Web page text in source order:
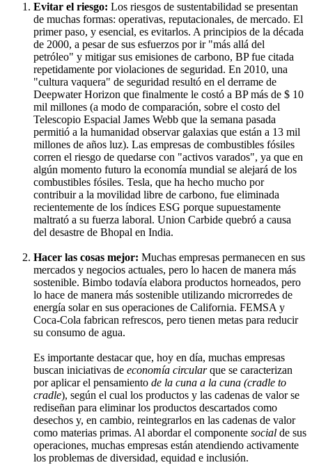
Evitar el riesgo: Los riesgos de sustentabilidad se presentan
de muchas formas: operativas, reputacionales, de mercado. El
primer paso, y esencial, es evitarlos. A principios de la década
de 2000, a pesar de sus esfuerzos por ir "más allá del
petróleo" y mitigar sus emisiones de carbono, BP fue citada
repetidamente por violaciones de seguridad. En 2010, una
"cultura vaquera" de seguridad resultó en el derrame de
Deepwater Horizon que finalmente le costó a BP más de $ 10
mil millones (a modo de comparación, sobre el costo del
Telescopio Espacial James Webb que la semana pasada
permitió a la humanidad observar galaxias que están a 13 mil
millones de años luz). Las empresas de combustibles fósiles
corren el riesgo de quedarse con "activos varados", ya que en
algún momento futuro la economía mundial se alejará de los
combustibles fósiles. Tesla, que ha hecho mucho por
contribuir a la movilidad libre de carbono, fue eliminada
recientemente de los índices ESG porque supuestamente
maltrató a su fuerza laboral. Union Carbide quebró a causa
del desastre de Bhopal en India.
Hacer las cosas mejor: Muchas empresas permanecen en sus
mercados y negocios actuales, pero lo hacen de manera más
sostenible. Bimbo todavía elabora productos horneados, pero
lo hace de manera más sostenible utilizando microrredes de
energía solar en sus operaciones de California. FEMSA y
Coca-Cola fabrican refrescos, pero tienen metas para reducir
su consumo de agua.
Es importante destacar que, hoy en día, muchas empresas
buscan iniciativas de economía circularque se caracterizan
por aplicar el pensamiento de la cuna a la cuna (cradle to
cradle), según el cual los productos y las cadenas de valor se
rediseñan para eliminar los productos descartados como
desechos y, en cambio, reintegrarlos en las cadenas de valor
como materias primas. Al abordar el componente social de sus
operaciones, muchas empresas están atendiendo activamente
los problemas de diversidad, equidad e inclusión.